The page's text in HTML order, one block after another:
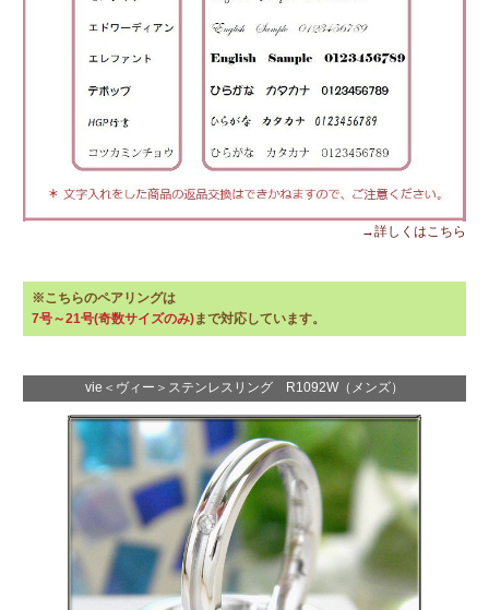
→詳しくはこちら
※こちらのペアリングは
7号～21号(奇数サイズのみ)まで対応しています。
vie＜ヴィー＞ステンレスリング R1092W（メンズ）